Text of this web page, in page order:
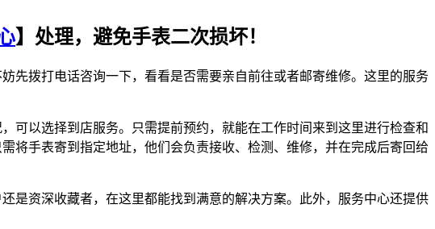
】处理，避免手表二次损坏！
先拨打电话咨询一下，看看是否需要亲自前往或者邮寄维修。这里的服务
可以选择到店服务。只需提前预约，就能在工作时间来到这里进行检查和
将手表寄到指定地址，他们会负责接收、检测、维修，并在完成后寄回给
是资深收藏者，在这里都能找到满意的解决方案。此外，服务中心还提供